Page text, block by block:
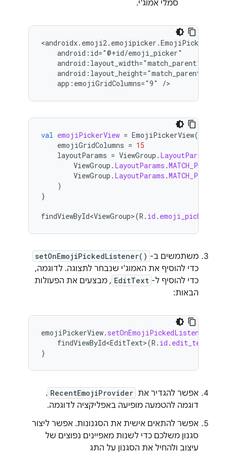
סמלי אמוג'י.
app:emojiGridColumns="9"
val emojiPickerView = EmojiPickerView(
emojiGridColumns = 15
layoutParams = ViewGroup . LayoutParams
ViewGroup . LayoutParams .MATCH_PARENT
ViewGroup . LayoutParams .MATCH_PARENT
)
}
findViewById<ViewGroup>(R . id .
משתמשים ב- setOnEmojiPickedListener()
כדי להוסיף את האמוג'י שנבחר לתצוגה. לדוגמה,
כדי להוסיף ל- EditText , מבצעים את הפעולות
הבאות:
emojiPickerView. setOnEmojiPickedListener
findViewById<EditText>(R . id . edit_text
}
אפשר להגדיר את RecentEmojiProvider
.
דוגמה להטמעה מופיעה באפליקציה לדוגמה.
אפשר להתאים אישית את הסגנונות. אפשר ליצור
סגנון משלכם כדי לשנות מאפיינים נפוצים של
עיצוב ולהחיל את הסגנון על התג